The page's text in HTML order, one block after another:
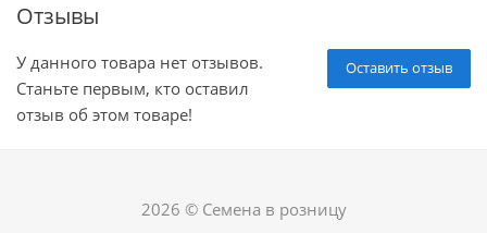
Отзывы
Оставить отзыв
У данного товара нет отзывов.
Станьте первым, кто оставил
отзыв об этом товаре!
2026 © Семена в розницу